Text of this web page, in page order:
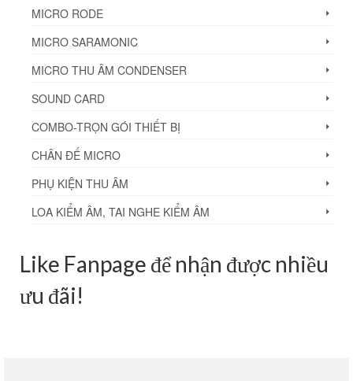
MICRO RODE
MICRO SARAMONIC
MICRO THU ÂM CONDENSER
SOUND CARD
COMBO-TRỌN GÓI THIẾT BỊ
CHÂN ĐẾ MICRO
PHỤ KIỆN THU ÂM
LOA KIỂM ÂM, TAI NGHE KIỂM ÂM
Like Fanpage để nhận được nhiều
ưu đãi!